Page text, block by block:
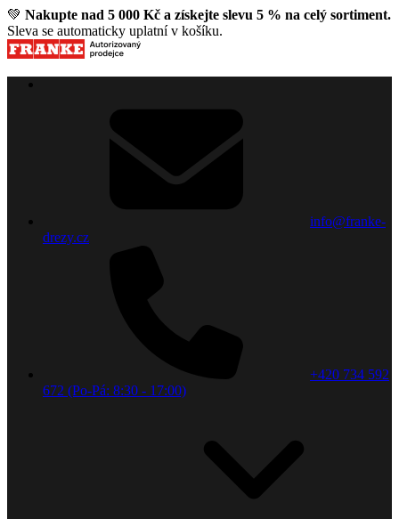
💚 Nakupte nad 5 000 Kč a získejte slevu 5 % na celý sortiment.
Sleva se automaticky uplatní v košíku.
info@franke-
drezy.cz
+420 734 592
672 (Po-Pá: 8:30 - 17:00)